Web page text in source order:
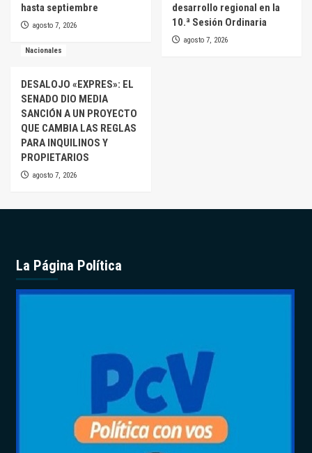
hasta septiembre
agosto 7, 2026
desarrollo regional en la
10.ª Sesión Ordinaria
agosto 7, 2026
Nacionales
DESALOJO «EXPRES»: EL
SENADO DIO MEDIA
SANCIÓN A UN PROYECTO
QUE CAMBIA LAS REGLAS
PARA INQUILINOS Y
PROPIETARIOS
agosto 7, 2026
La Página Política